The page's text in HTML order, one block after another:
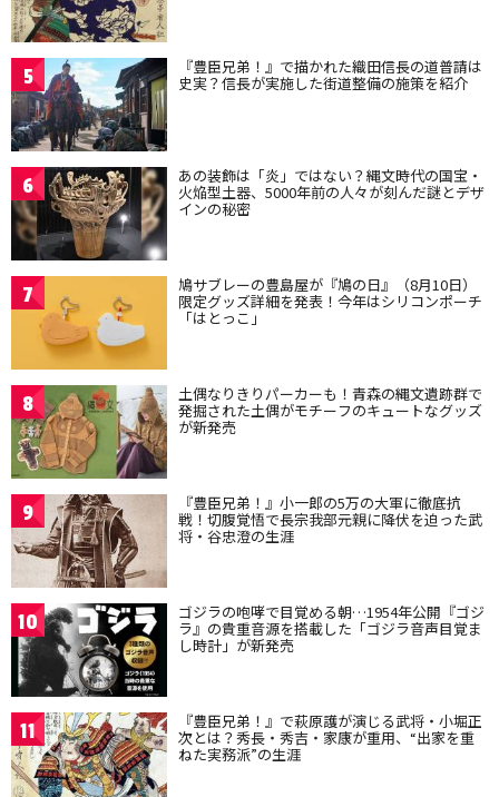
5 『豊臣兄弟！』で描かれた織田信長の道普請は
史実？信長が実施した街道整備の施策を紹介
6 あの装飾は「炎」ではない？縄文時代の国宝・
火焔型土器、5000年前の人々が刻んだ謎とデザ
インの秘密
7 鳩サブレーの豊島屋が『鳩の日』（8月10日）
限定グッズ詳細を発表！今年はシリコンポーチ
「はとっこ」
8 土偶なりきりパーカーも！青森の縄文遺跡群で
発掘された土偶がモチーフのキュートなグッズ
が新発売
9 『豊臣兄弟！』小一郎の5万の大軍に徹底抗
戦！切腹覚悟で長宗我部元親に降伏を迫った武
将・谷忠澄の生涯
10 ゴジラの咆哮で目覚める朝…1954年公開『ゴジ
ラ』の貴重音源を搭載した「ゴジラ音声目覚ま
し時計」が新発売
11 『豊臣兄弟！』で萩原護が演じる武将・小堀正
次とは？秀長・秀吉・家康が重用、“出家を重
ねた実務派”の生涯